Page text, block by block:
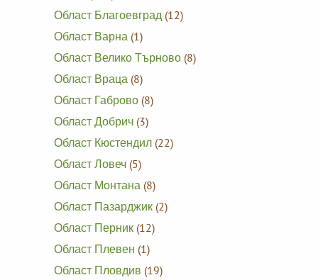
Област Благоевград (12)
Област Варна (1)
Област Велико Търново (8)
Област Враца (8)
Област Габрово (8)
Област Добрич (3)
Област Кюстендил (22)
Област Ловеч (5)
Област Монтана (8)
Област Пазарджик (2)
Област Перник (12)
Област Плевен (1)
Област Пловдив (19)